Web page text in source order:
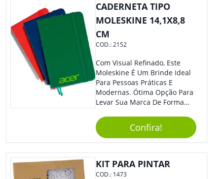
CADERNETA TIPO
MOLESKINE 14,1X8,8
CM
COD.:2152
Com Visual Refinado, Este
Moleskine É Um Brinde Ideal
Para Pessoas Práticas E
Modernas. Ótima Opção Para
Levar Sua Marca De Forma
Sua Empresa Em Eventos,
Reuniões Corporativas Ou Até
Mesmo Para Presentear
Colaboradores E Parceiros De
Sua Empresa.
Confira!
KIT PARA PINTAR
COD.: 1473